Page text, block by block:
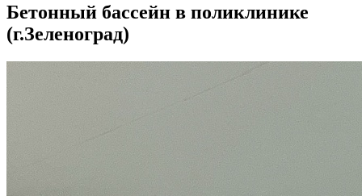
Бетонный бассейн в поликлинике
(г.Зеленоград)